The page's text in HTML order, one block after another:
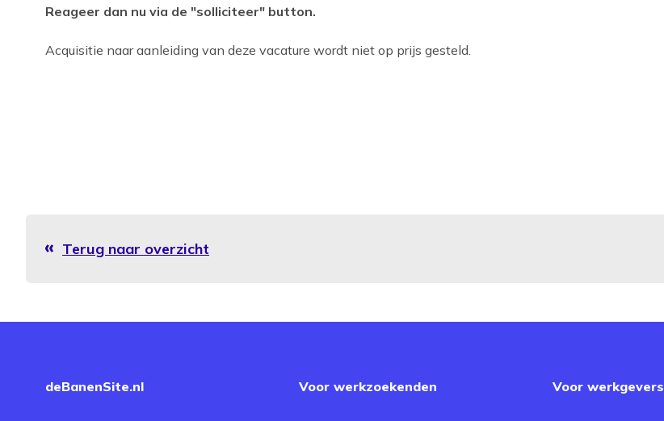
Reageer dan nu via de "solliciteer" button.
Acquisitie naar aanleiding van deze vacature wordt niet op prijs gesteld.
Terug naar overzicht
deBanenSite.nl Voor werkzoekenden Voor werkgevers